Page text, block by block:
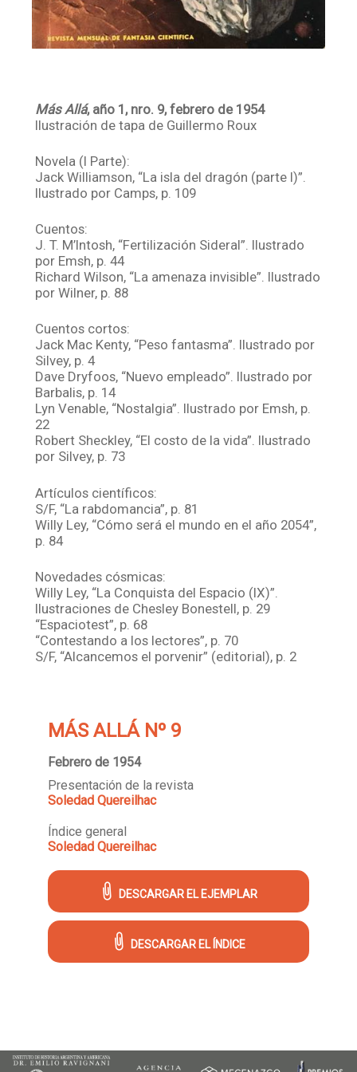
Más Allá, año 1, nro. 9, febrero de 1954
Ilustración de tapa de Guillermo Roux
Novela (I Parte):
Jack Williamson, “La isla del dragón (parte I)”.
Ilustrado por Camps, p. 109
Cuentos:
J. T. M’Intosh, “Fertilización Sideral”. Ilustrado
por Emsh, p. 44
Richard Wilson, “La amenaza invisible”. Ilustrado
por Wilner, p. 88
Cuentos cortos:
Jack Mac Kenty, “Peso fantasma”. Ilustrado por
Silvey, p. 4
Dave Dryfoos, “Nuevo empleado”. Ilustrado por
Barbalis, p. 14
Lyn Venable, “Nostalgia”. Ilustrado por Emsh, p.
22
Robert Sheckley, “El costo de la vida”. Ilustrado
por Silvey, p. 73
Artículos científicos:
S/F, “La rabdomancia”, p. 81
Willy Ley, “Cómo será el mundo en el año 2054”,
p. 84
Novedades cósmicas:
Willy Ley, “La Conquista del Espacio (IX)”.
Ilustraciones de Chesley Bonestell, p. 29
“Espaciotest”, p. 68
“Contestando a los lectores”, p. 70
S/F, “Alcancemos el porvenir” (editorial), p. 2
MÁS ALLÁ Nº 9
Febrero de 1954
Presentación de la revista
Soledad Quereilhac
Índice general
Soledad Quereilhac
DESCARGAR EL EJEMPLAR
DESCARGAR EL ÍNDICE